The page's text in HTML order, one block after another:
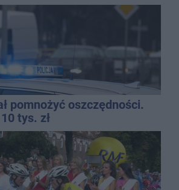
pomnożyć oszczędności.
tys. zł